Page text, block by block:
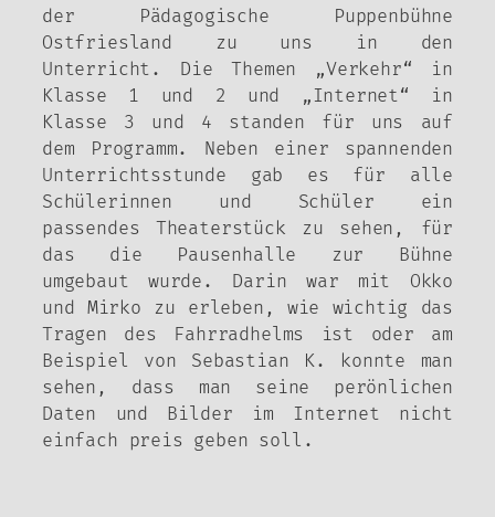
der Pädagogische Puppenbühne
Ostfriesland zu uns in den
Unterricht. Die Themen „Verkehr“ in
Klasse 1 und 2 und „Internet“ in
Klasse 3 und 4 standen für uns auf
dem Programm. Neben einer spannenden
Unterrichtsstunde gab es für alle
Schülerinnen und Schüler ein
passendes Theaterstück zu sehen, für
das die Pausenhalle zur Bühne
umgebaut wurde. Darin war mit Okko
und Mirko zu erleben, wie wichtig das
Tragen des Fahrradhelms ist oder am
Beispiel von Sebastian K. konnte man
sehen, dass man seine perönlichen
Daten und Bilder im Internet nicht
einfach preis geben soll.